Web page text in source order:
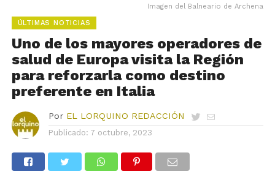
Imagen del Balneario de Archena
ÚLTIMAS NOTICIAS
Uno de los mayores operadores de
salud de Europa visita la Región
para reforzarla como destino
preferente en Italia
Por EL LORQUINO REDACCIÓN
Publicado: 7 octubre, 2023